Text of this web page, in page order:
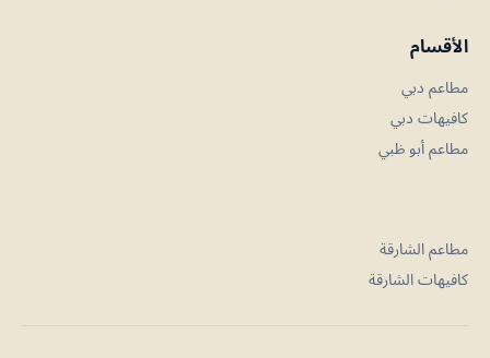
الأقسام
مطاعم دبي
كافيهات دبي
مطاعم أبو ظبي
مطاعم الشارقة
كافيهات الشارقة